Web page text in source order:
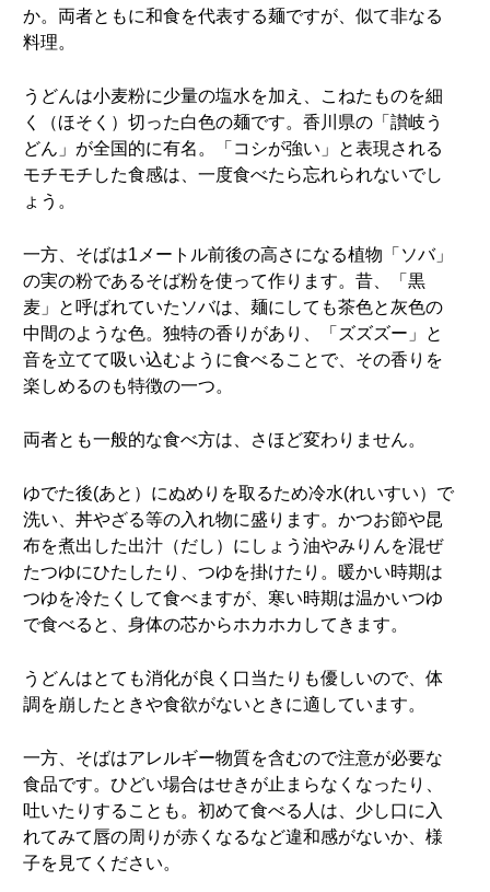
か。両者ともに和食を代表する麺ですが、似て非なる
料理。
うどんは小麦粉に少量の塩水を加え、こねたものを細
く（ほそく）切った白色の麺です。香川県の「讃岐う
どん」が全国的に有名。「コシが強い」と表現される
モチモチした食感は、一度食べたら忘れられないでし
ょう。
一方、そばは1メートル前後の高さになる植物「ソバ」
の実の粉であるそば粉を使って作ります。昔、「黒
麦」と呼ばれていたソバは、麺にしても茶色と灰色の
中間のような色。独特の香りがあり、「ズズズー」と
音を立てて吸い込むように食べることで、その香りを
楽しめるのも特徴の一つ。
両者とも一般的な食べ方は、さほど変わりません。
ゆでた後(あと）にぬめりを取るため冷水(れいすい）で
洗い、丼やざる等の入れ物に盛ります。かつお節や昆
布を煮出した出汁（だし）にしょう油やみりんを混ぜ
たつゆにひたしたり、つゆを掛けたり。暖かい時期は
つゆを冷たくして食べますが、寒い時期は温かいつゆ
で食べると、身体の芯からホカホカしてきます。
うどんはとても消化が良く口当たりも優しいので、体
調を崩したときや食欲がないときに適しています。
一方、そばはアレルギー物質を含むので注意が必要な
食品です。ひどい場合はせきが止まらなくなったり、
吐いたりすることも。初めて食べる人は、少し口に入
れてみて唇の周りが赤くなるなど違和感がないか、様
子を見てください。